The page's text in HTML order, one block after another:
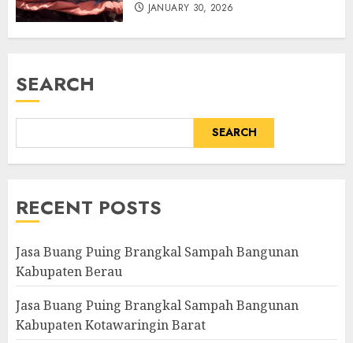
JANUARY 30, 2026
SEARCH
SEARCH
RECENT POSTS
Jasa Buang Puing Brangkal Sampah Bangunan
Kabupaten Berau
Jasa Buang Puing Brangkal Sampah Bangunan
Kabupaten Kotawaringin Barat